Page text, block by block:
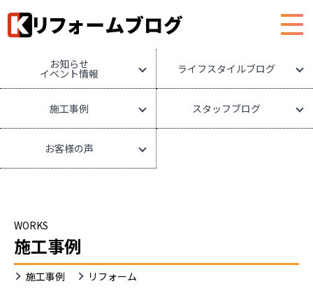
お知らせ
イベント情報 ライフスタイルブログ
施工事例 スタッフブログ
お客様の声
WORKS
施工事例
施工事例 リフォーム